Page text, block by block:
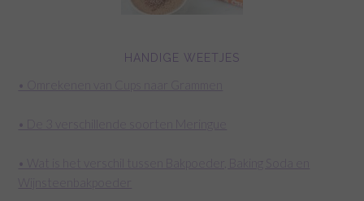
HANDIGE WEETJES
• Omrekenen van Cups naar Grammen
• De 3 verschillende soorten Meringue
• Wat is het verschil tussen Bakpoeder, Baking Soda en